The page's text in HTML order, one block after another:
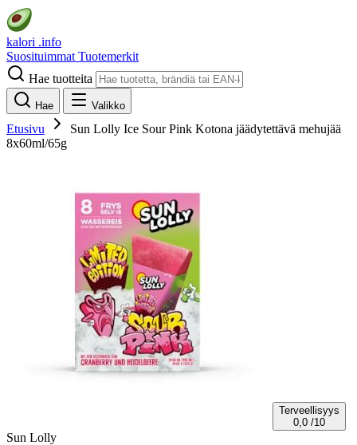
kalori .info
Suosituimmat Tuotemerkit
Hae tuotteita
Hae Valikko
Etusivu
Sun Lolly Ice Sour Pink Kotona jäädytettävä mehujää
8x60ml/65g
Terveellisyys
0,0 /10
Sun Lolly